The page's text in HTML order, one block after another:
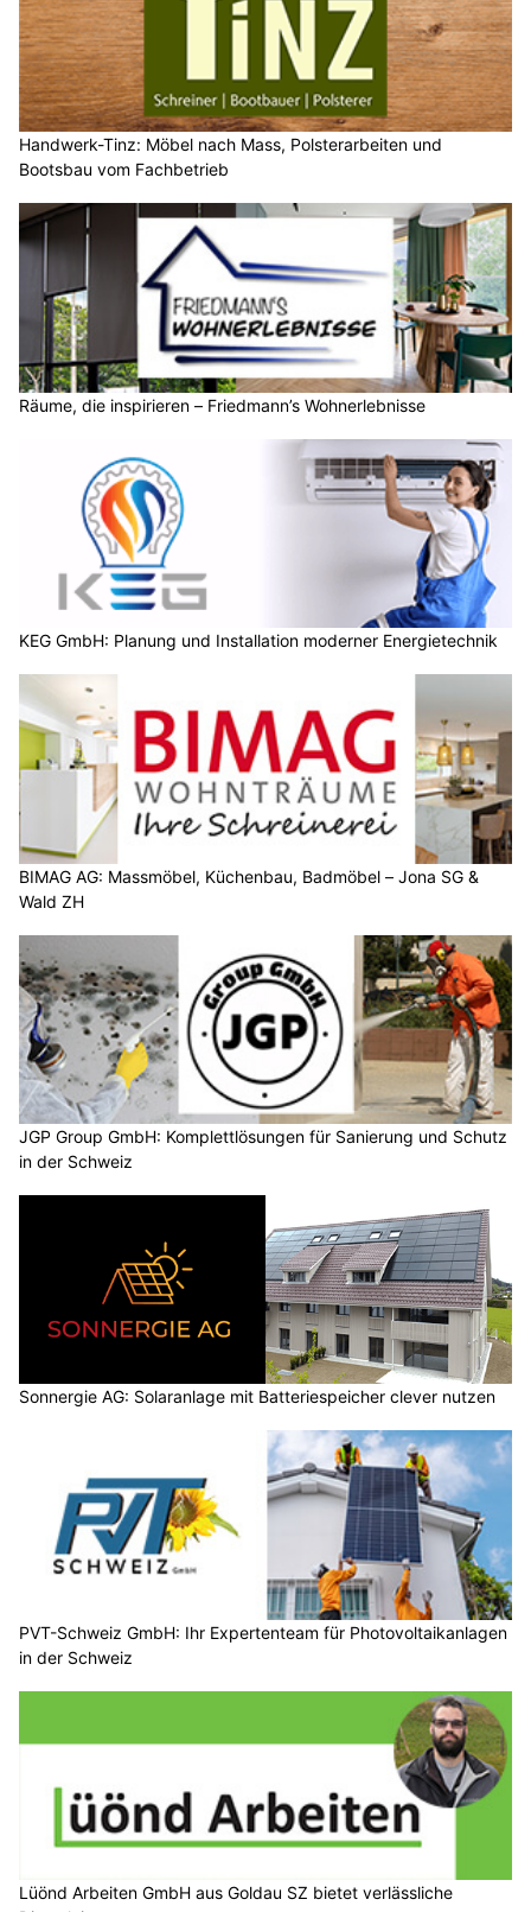
Handwerk-Tinz: Möbel nach Mass, Polsterarbeiten und
Bootsbau vom Fachbetrieb
Räume, die inspirieren – Friedmann’s Wohnerlebnisse
KEG GmbH: Planung und Installation moderner Energietechnik
BIMAG AG: Massmöbel, Küchenbau, Badmöbel – Jona SG &
Wald ZH
JGP Group GmbH: Komplettlösungen für Sanierung und Schutz
in der Schweiz
Sonnergie AG: Solaranlage mit Batteriespeicher clever nutzen
PVT-Schweiz GmbH: Ihr Expertenteam für Photovoltaikanlagen
in der Schweiz
Lüönd Arbeiten GmbH aus Goldau SZ bietet verlässliche